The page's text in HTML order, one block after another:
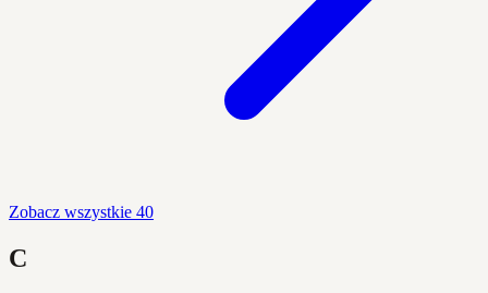
Zobacz wszystkie 40
C